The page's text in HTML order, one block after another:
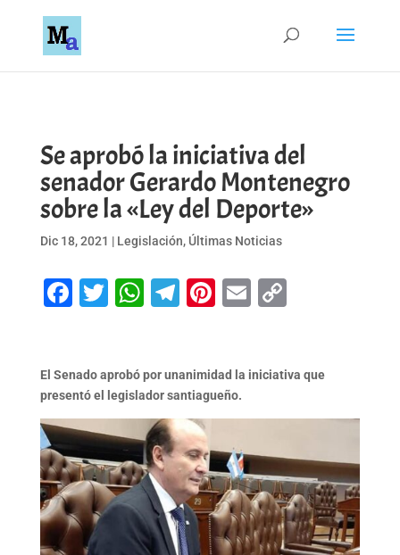
Se aprobó la iniciativa del
senador Gerardo Montenegro
sobre la «Ley del Deporte»
Dic 18, 2021 | Legislación, Últimas Noticias
Facebook
Twitter
WhatsApp
Telegram
Pinterest
EmailCopy
El Senado aprobó por unanimidad la iniciativa que
presentó el legislador santiagueño.